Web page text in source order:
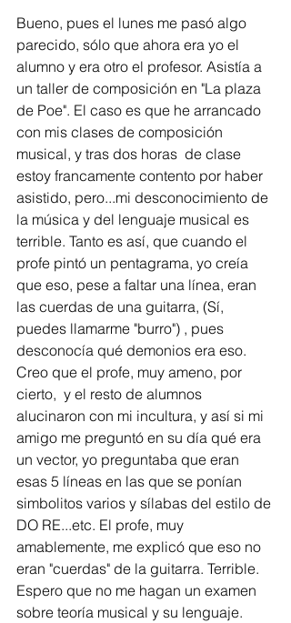
Bueno, pues el lunes me pasó algo
parecido, sólo que ahora era yo el
alumno y era otro el profesor. Asistía a
un taller de composición en "La plaza
de Poe". El caso es que he arrancado
con mis clases de composición
musical, y tras dos horas  de clase
estoy francamente contento por haber
asistido, pero...mi desconocimiento de
la música y del lenguaje musical es
terrible. Tanto es así, que cuando el
profe pintó un pentagrama, yo creía
que eso, pese a faltar una línea, eran
las cuerdas de una guitarra, (Sí,
puedes llamarme "burro") , pues
desconocía qué demonios era eso.
Creo que el profe, muy ameno, por
cierto,  y el resto de alumnos
alucinaron con mi incultura, y así si mi
amigo me preguntó en su día qué era
un vector, yo preguntaba que eran
esas 5 líneas en las que se ponían
simbolitos varios y sílabas del estilo de
DO RE...etc. El profe, muy
amablemente, me explicó que eso no
eran "cuerdas" de la guitarra. Terrible.
Espero que no me hagan un examen
sobre teoría musical y su lenguaje.